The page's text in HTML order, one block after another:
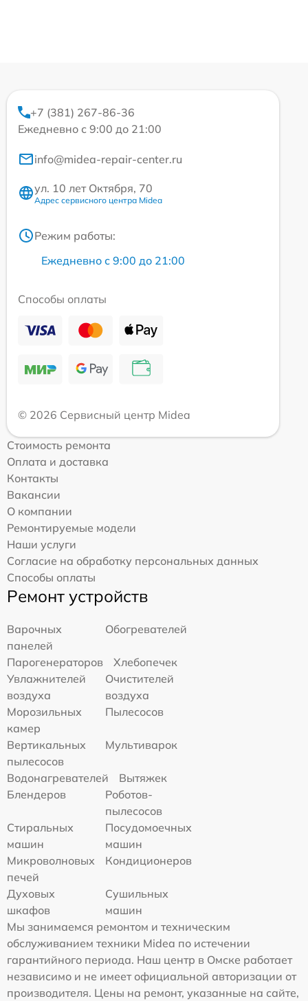
+7 (381) 267-86-36
Ежедневно с 9:00 до 21:00
info@midea-repair-center.ru
ул. 10 лет Октября, 70
Адрес сервисного центра Midea
Режим работы:
Ежедневно с 9:00 до 21:00
Способы оплаты
© 2026 Сервисный центр Midea
Стоимость ремонта
Оплата и доставка
Контакты
Вакансии
О компании
Ремонтируемые модели
Наши услуги
Согласие на обработку персональных данных
Способы оплаты
Ремонт устройств
Варочных
панелей
Обогревателей
Парогенераторов
Хлебопечек
Увлажнителей
воздуха
Очистителей
воздуха
Морозильных
камер
Пылесосов
Вертикальных
пылесосов
Мультиварок
Водонагревателей
Вытяжек
Блендеров
Роботов-
пылесосов
Стиральных
машин
Посудомоечных
машин
Микроволновых
печей
Кондиционеров
Духовых
шкафов
Сушильных
машин
Мы занимаемся ремонтом и техническим
обслуживанием техники Midea по истечении
гарантийного периода. Наш центр в Омске работает
независимо и не имеет официальной авторизации от
производителя. Цены на ремонт, указанные на сайте,